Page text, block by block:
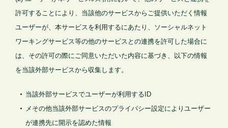
許可することにより、当該他のサービスからご提供いただく情報
ユーザーが、本サービスを利用するにあたり、ソーシャルネット
ワーキングサービス等の他のサービスとの連携を許可した場合に
は、その許可の際にご同意いただいた内容に基づき、以下の情報
を当該外部サービスから収集します。
当該外部サービスでユーザーが利用するID
メその他当該外部サービスのプライバシー設定によりユーザー
が連携先に開示を認めた情報